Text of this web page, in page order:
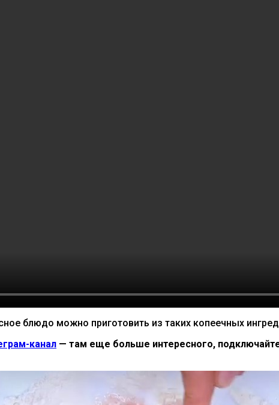
блюдо можно приготовить из таких копеечных
канал — там еще больше интересного,